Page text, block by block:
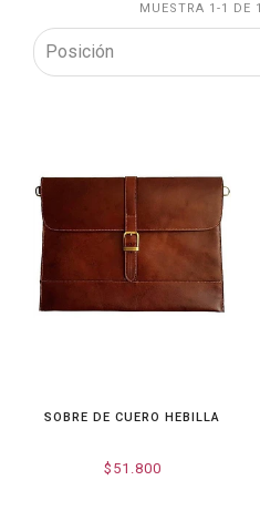
MUESTRA 1-1 DE
SOBRE DE CUERO HEBILLA
$51.800